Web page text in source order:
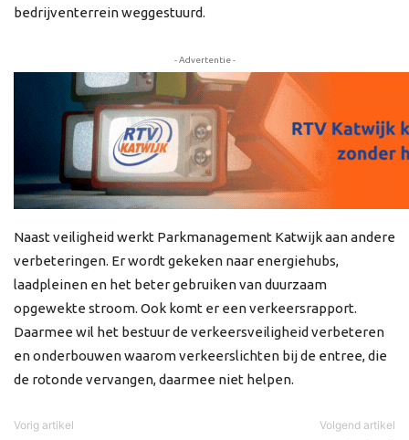
bedrijventerrein weggestuurd.
- Advertentie -
Naast veiligheid werkt Parkmanagement Katwijk aan andere
verbeteringen. Er wordt gekeken naar energiehubs,
laadpleinen en het beter gebruiken van duurzaam
opgewekte stroom. Ook komt er een verkeersrapport.
Daarmee wil het bestuur de verkeersveiligheid verbeteren
en onderbouwen waarom verkeerslichten bij de entree, die
de rotonde vervangen, daarmee niet helpen.
Vorig artikel Volgend artikel